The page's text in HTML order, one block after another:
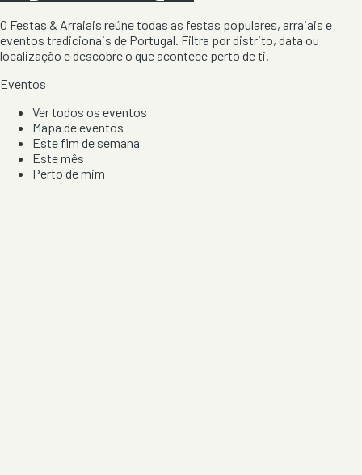
O Festas & Arraiais reúne todas as festas populares, arraiais e
eventos tradicionais de Portugal. Filtra por distrito, data ou
localização e descobre o que acontece perto de ti.
Eventos
Ver todos os eventos
Mapa de eventos
Este fim de semana
Este mês
Perto de mim